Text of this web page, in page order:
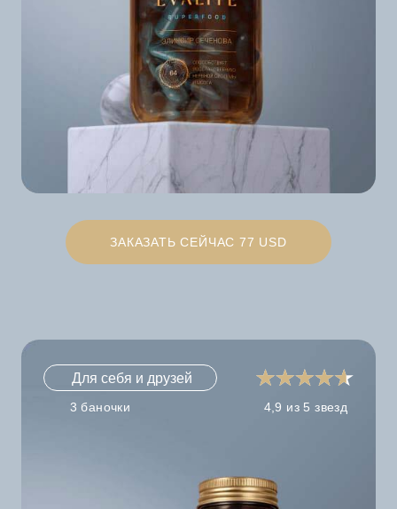
4,9 из 5 звезд
3 баночки
Для себя и друзей
ЗАКАЗАТЬ СЕЙЧАС 77 USD